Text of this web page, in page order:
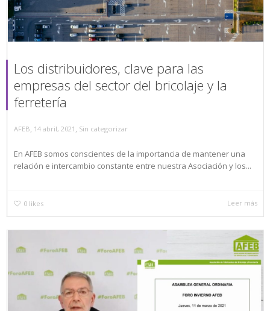
Los distribuidores, clave para las
empresas del sector del bricolaje y la
ferretería
AFEB, 14 abril, 2021 , Sin categorizar
En AFEB somos conscientes de la importancia de mantener una
relación e intercambio constante entre nuestra Asociación y los...
0 likes Leer más